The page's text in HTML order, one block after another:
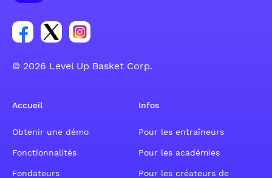
Lien vers le groupe du compte Facebook
Lien vers le groupe du compte Tweeter
Lien vers le groupe du compte Instagram
© 2026 Level Up Basket Corp.
Accueil
Obtenir une démo
Fonctionnalités
Fondateurs
Infos
Pour les entraîneurs
Pour les académies
Pour les créateurs de